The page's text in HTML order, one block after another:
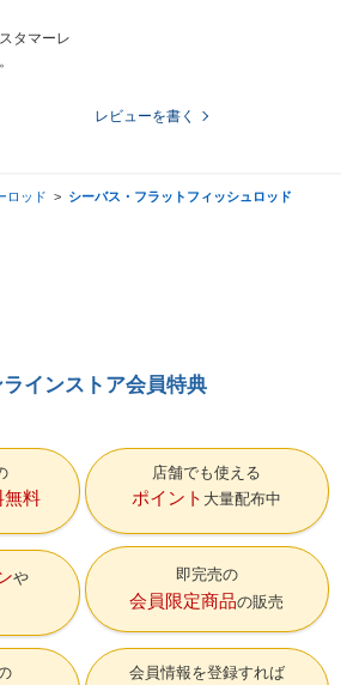
タマーレ
レビューを書く
ロッド > シーバス・フラットフィッシュロッド
ラインストア会員特典
無料
店舗でも使える
ポイント 大量配布中
即完売の
会員限定商品の販売
会員情報を登録すれば